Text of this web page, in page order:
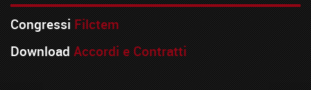
Congressi Filctem
Download Accordi e Contratti